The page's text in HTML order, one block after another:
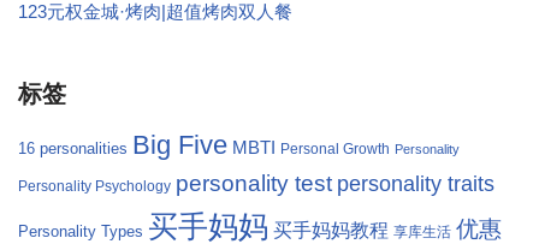
123元权金城·烤肉|超值烤肉双人餐
标签
16 personalities Big Five MBTI Personal Growth Personality
Personality Psychology personality test personality traits
Personality Types 买手妈妈 买手妈妈教程 享库生活 优惠